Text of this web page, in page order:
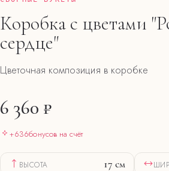
Коробка с цветами
сердце"
Цветочная композиция в коробке
6 360 ₽
+636бонусов на счёт
ВЫСОТА 17 см